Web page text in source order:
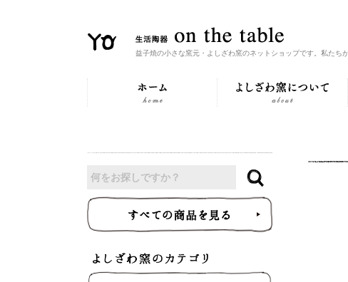
益子焼の小さな窯元・よしざわ窯のネットショップです。私たち